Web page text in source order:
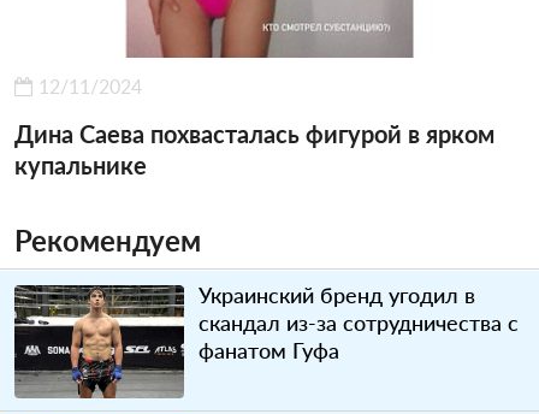
12/11/2024
Дина Саева похвасталась фигурой в ярком
купальнике
Рекомендуем
Украинский бренд угодил в
скандал из-за сотрудничества с
фанатом Гуфа